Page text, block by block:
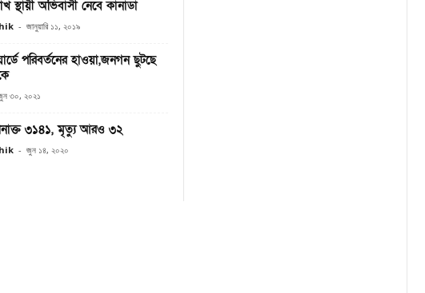
স্থায়ী অভিবাসী নেবে কানাডা
- জানুয়ারি ১১, ২০১৯
পরিবর্তনের হাওয়া,জনগন ছুটছে
৩০, ২০২১
৩১৪১, মৃত্যু আরও ৩২
- জুন ১৪, ২০২০